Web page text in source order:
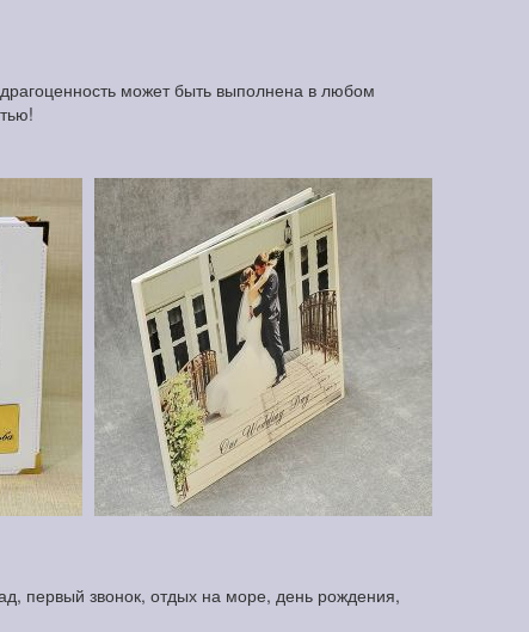
может быть выполнена в любом
первый звонок, отдых на море, день рождения,